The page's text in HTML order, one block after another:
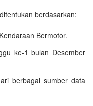
berdasarkan:
Bermotor.
ke-1 bulan Desember
berbagai sumber data